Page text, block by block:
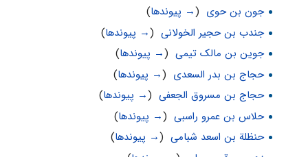
جون بن حوی (→ پیوندها)
جندب بن حجیر الخولانی‏
(→ پیوندها)
جوین بن مالک تیمی‏
(→ پیوندها)
حجاج بن بدر السعدی (→ پیوندها)
حجاج بن مسروق الجعفی‏
(→ پیوندها)
حلاس بن عمرو راسبی‏
(→ پیوندها)
حنظلة بن اسعد شبامی‏
(→ پیوندها)